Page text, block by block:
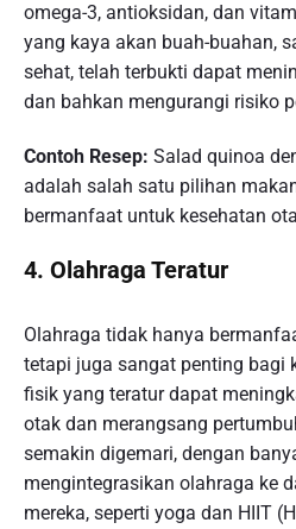
omega-3, antioksidan, dan
yang kaya akan buah-buahan,
sehat, telah terbukti dapat
dan bahkan mengurangi risiko
Contoh Resep: Salad quinoa
adalah salah satu pilihan
bermanfaat untuk kesehatan
4. Olahraga Teratur
Olahraga tidak hanya
tetapi juga sangat penting bagi
fisik yang teratur dapat
otak dan merangsang
semakin digemari, dengan
mengintegrasikan olahraga ke
mereka, seperti yoga dan HIIT